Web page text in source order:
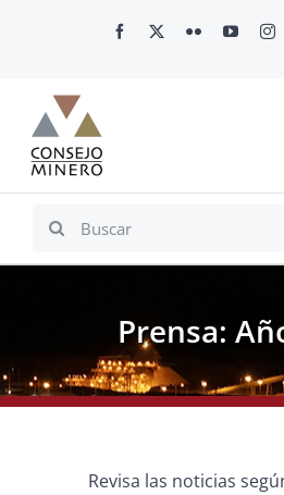
Search
Prensa:
Revisa las noticias